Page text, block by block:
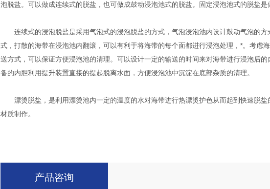
泡脱盐。可以做成连续式的脱盐，也可做成鼓动浸泡池式的脱盐。固定浸泡池式的脱盐
连续式的浸泡脱盐是采用气泡式的浸泡脱盐的方式，气泡浸泡池内设计鼓动气泡的方
式，打散的海带在浸泡池内翻滚，可以有利于将海带的每个面都进行浸泡处理，*。考虑
送方式，可以保证方便浸泡池的清理。可以设计一定的输送的时间来对海带进行浸泡后
备的内胆利用提升装置直接的提起脱离水面，方便浸泡池中沉淀在底部杂质的清理。
漂烫脱盐，是利用漂烫池内一定的温度的水对海带进行热漂烫护色从而起到快速脱盐
材质制作。
产品咨询